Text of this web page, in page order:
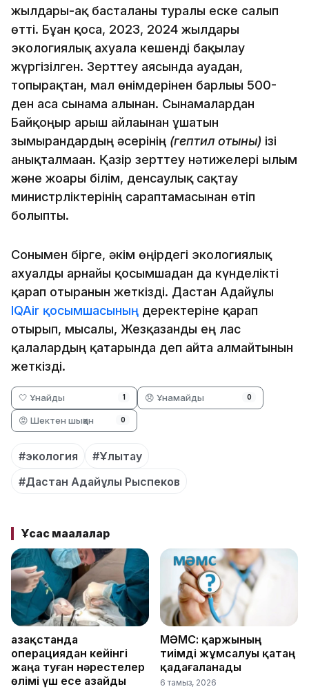
жылдары-ақ басталғаны туралы еске салып
өтті. Бұған қоса, 2023, 2024 жылдары
экологиялық ахуалға кешенді бақылау
жүргізілген. Зерттеу аясында ауадан,
топырақтан, мал өнімдерінен барлығы 500-
ден аса сынама алынған. Сынамалардан
Байқоңыр ғарыш айлағынан ұшатын
зымырандардың әсерінің (гептил отыны) ізі
анықталмаған. Қазір зерттеу нәтижелері ғылым
және жоғары білім, денсаулық сақтау
министрліктерінің сараптамасынан өтіп
болыпты.
Сонымен бірге, әкім өңірдегі экологиялық
ахуалды арнайы қосымшадан да күнделікті
қарап отырғанын жеткізді. Дастан Адайұлы
IQAir қосымшасының деректеріне қарап
отырып, мысалы, Жезқазғанды ең лас
қалалардың қатарында деп айта алмайтынын
жеткізді.
🤍 Ұнайды 1 😞 Ұнамайды 0
😡 Шектен шыққан 0
#экология
#Ұлытау
#Дастан Адайұлы Рыспеков
Ұқсас мақалалар
Қазақстанда
операциядан кейінгі
жаңа туған нәрестелер
өлімі үш есе азайды
МӘМС: қаржының
тиімді жұмсалуы қатаң
қадағаланады
6 тамыз, 2026